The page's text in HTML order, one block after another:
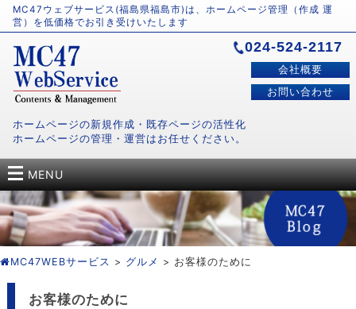
MC47ウェブサービス(福島県福島市)は、ホームページ管理（作成 運
営）を低価格でお引き受けいたします
ホームページの新規作成・既存ページの活性化
ホームページの管理・運営はお任せください。
024-524-2117
会社概要
お問い合わせ
MENU
MC47WEBサービス > グルメ > お客様のために
お客様のために